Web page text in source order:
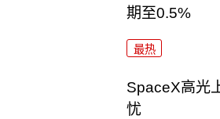
期至0.5%
最热
SpaceX高光
忧